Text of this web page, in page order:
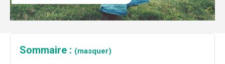
Sommaire : (masquer)